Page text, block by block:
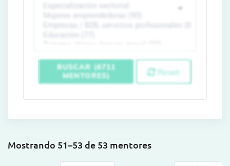
BUSCAR (6711
MENTORES)
Reset
Mostrando 51–53 de 53 mentores